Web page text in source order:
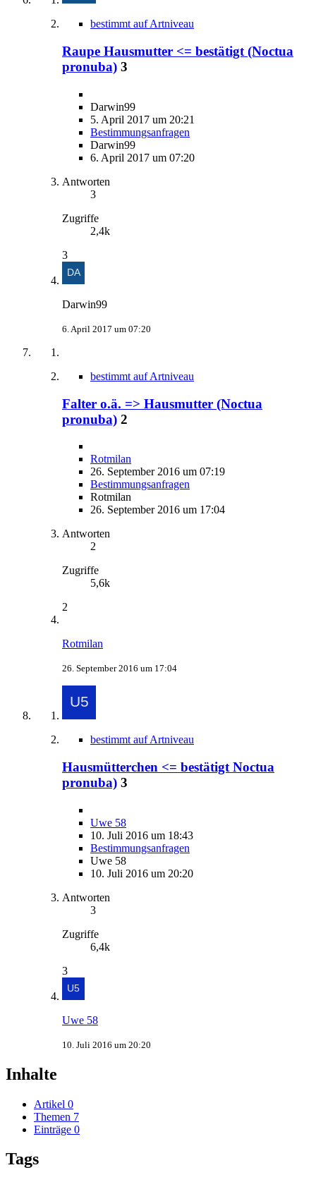
bestimmt auf Artniveau
Raupe Hausmutter <= bestätigt (Noctua
pronuba) 3
Darwin99
5. April 2017 um 20:21
Bestimmungsanfragen
Darwin99
6. April 2017 um 07:20
Antworten
3
Zugriffe
2,4k
3
Darwin99
6. April 2017 um 07:20
bestimmt auf Artniveau
Falter o.ä. => Hausmutter (Noctua
pronuba) 2
Rotmilan
26. September 2016 um 07:19
Bestimmungsanfragen
Rotmilan
26. September 2016 um 17:04
Antworten
2
Zugriffe
5,6k
2
Rotmilan
26. September 2016 um 17:04
bestimmt auf Artniveau
Hausmütterchen <= bestätigt Noctua
pronuba) 3
Uwe 58
10. Juli 2016 um 18:43
Bestimmungsanfragen
Uwe 58
10. Juli 2016 um 20:20
Antworten
3
Zugriffe
6,4k
3
Uwe 58
10. Juli 2016 um 20:20
Inhalte
Artikel 0
Themen 7
Einträge 0
Tags